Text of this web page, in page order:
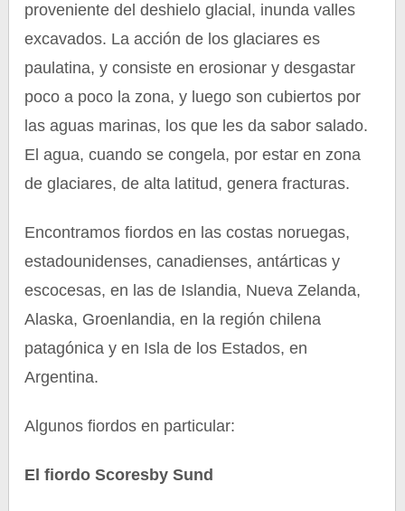
proveniente del deshielo glacial, inunda valles
excavados. La acción de los glaciares es
paulatina, y consiste en erosionar y desgastar
poco a poco la zona, y luego son cubiertos por
las aguas marinas, los que les da sabor salado.
El agua, cuando se congela, por estar en zona
de glaciares, de alta latitud, genera fracturas.
Encontramos fiordos en las costas noruegas,
estadounidenses, canadienses, antárticas y
escocesas, en las de Islandia, Nueva Zelanda,
Alaska, Groenlandia, en la región chilena
patagónica y en Isla de los Estados, en
Argentina.
Algunos fiordos en particular:
El fiordo Scoresby Sund